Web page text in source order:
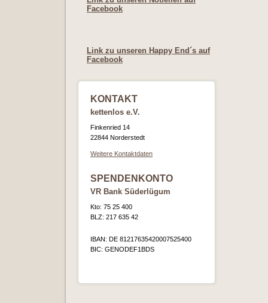
Facebook
Link zu unseren Happy End´s auf
Facebook
KONTAKT
kettenlos e.V.
Finkenried 14
22844 Norderstedt
Weitere Kontaktdaten
SPENDENKONTO
VR Bank Süderlügum
Kto: 75 25 400
BLZ: 217 635 42
IBAN: DE 81217635420007525400
BIC: GENODEF1BDS